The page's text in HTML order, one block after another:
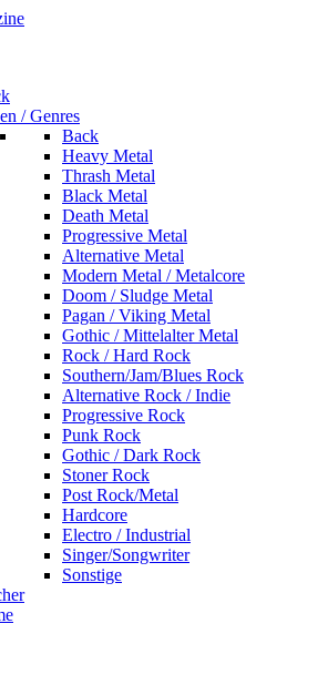
/ Genres
Back
Heavy Metal
Thrash Metal
Black Metal
Death Metal
Progressive Metal
Alternative Metal
Modern Metal / Metalcore
Doom / Sludge Metal
Pagan / Viking Metal
Gothic / Mittelalter Metal
Rock / Hard Rock
Southern/Jam/Blues Rock
Alternative Rock / Indie
Progressive Rock
Punk Rock
Gothic / Dark Rock
Stoner Rock
Post Rock/Metal
Hardcore
Electro / Industrial
Singer/Songwriter
Sonstige